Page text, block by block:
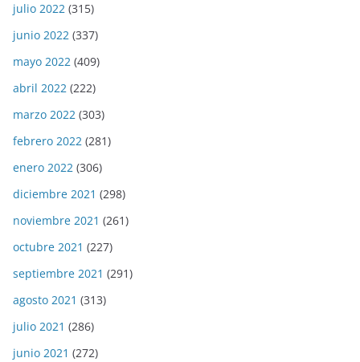
julio 2022 (315)
junio 2022 (337)
mayo 2022 (409)
abril 2022 (222)
marzo 2022 (303)
febrero 2022 (281)
enero 2022 (306)
diciembre 2021 (298)
noviembre 2021 (261)
octubre 2021 (227)
septiembre 2021 (291)
agosto 2021 (313)
julio 2021 (286)
junio 2021 (272)